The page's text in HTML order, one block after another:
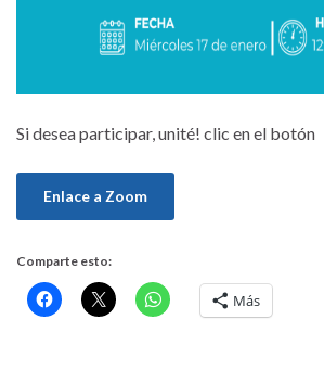
Si desea participar, unité! clic en el botón
Enlace a Zoom
Comparte esto:
Más